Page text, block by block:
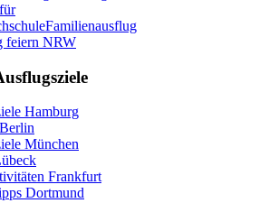
Familienausflug
feiern NRW
Hamburg
München
Frankfurt
Dortmund